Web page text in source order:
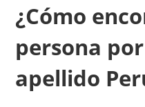
¿Cómo
persona
apellido